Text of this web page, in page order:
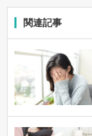
関連記事